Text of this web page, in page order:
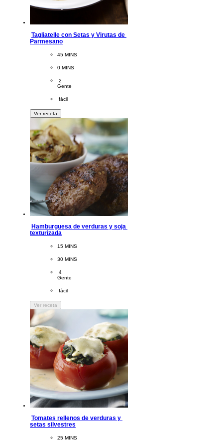
Tagliatelle con Setas y Virutas de
Parmesano
CookingTime
45 MINS
PreparationTime
0 MINS
Servings
2
Gente
Difficulty
fácil
Ver receta
Hamburguesa de verduras y soja
texturizada
CookingTime
15 MINS
PreparationTime
30 MINS
Servings
4
Gente
Difficulty
fácil
Ver receta
Tomates rellenos de verduras y
setas silvestres
CookingTime
25 MINS